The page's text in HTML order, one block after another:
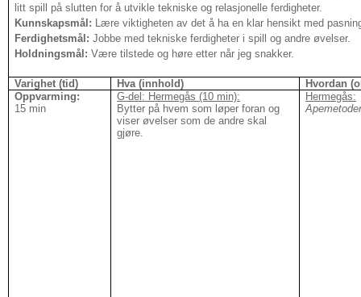
litt spill på slutten for å utvikle tekniske og relasjonelle ferdigheter.
Kunnskapsmål: Lære viktigheten av det å ha en klar hensikt med
Ferdighetsmål:Jobbe med tekniske ferdigheter i spill og andre øvelser.
Holdningsmål:Være tilstede og høre etter når jeg snakker.
Varighet (tid) Hva (innhold)
Hvordan
Oppvarming:
15 min
G-del: Hermegås (10 min):
Bytter på hvem som løper foran og
viser øvelser som de andre skal
gjøre.
Hermegås: